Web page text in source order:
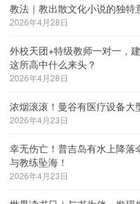
教法｜教出散文化小说的独
2026年4月28日
外校天团+特级教师一对一，
这所高中什么来头？
2026年4月28日
浓烟滚滚！曼谷有医疗设备大
2026年4月23日
幸无伤亡！普吉岛有水上降落
与教练坠海！
2026年4月23日